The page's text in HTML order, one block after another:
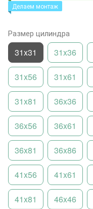
Делаем монтаж
Размер цилиндра
31x31 31x36
31x56 31x61
31x81 36x36
36x56 36x61
36x81 36x86
41x56 41x61
41x81 46x46